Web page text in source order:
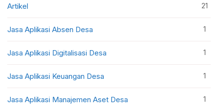
Artikel 21
Jasa Aplikasi Absen Desa 1
Jasa Aplikasi Digitalisasi Desa 1
Jasa Aplikasi Keuangan Desa 1
Jasa Aplikasi Manajemen Aset Desa 1